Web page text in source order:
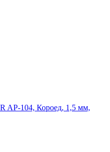
AP-104, Короед, 1,5 мм,